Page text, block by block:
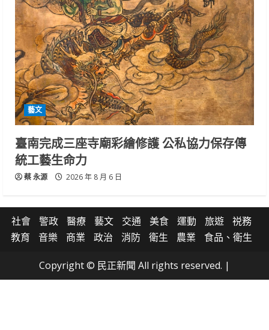
藝文
臺南完成三座寺廟彩繪修護 公私協力保存傳
統工藝生命力
蔡 永源 2026 年 8 月 6 日
社會 警政 醫療 藝文 交通 美食 運動 旅遊
祱務
教育
音樂 商業 政治 消防 衛生 農業 食品、衛生
Copyright © 民正新聞 All rights reserved. |